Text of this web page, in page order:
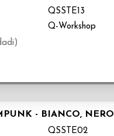
QSSTE13
Q-Workshop
- BIANCO, NERO
QSSTE02